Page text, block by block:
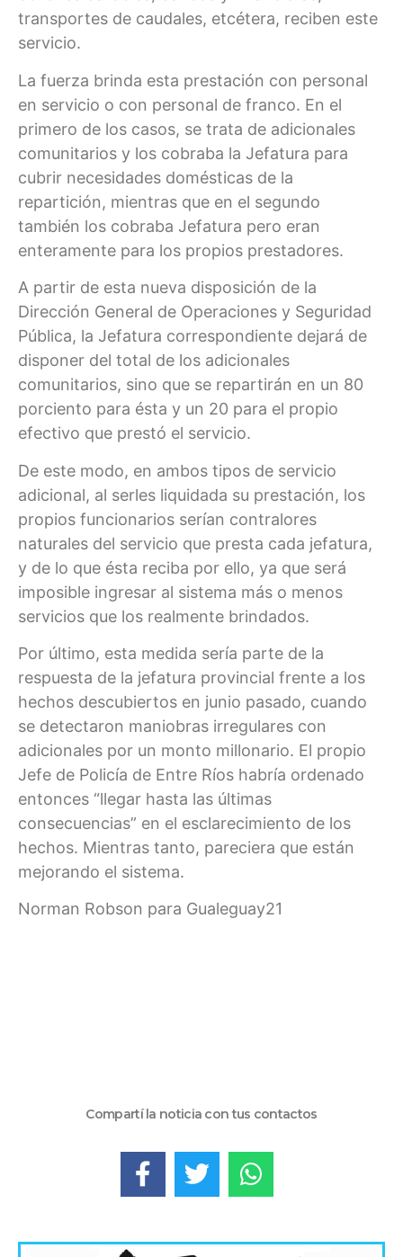
transportes de caudales, etcétera, reciben este
servicio.
La fuerza brinda esta prestación con personal
en servicio o con personal de franco. En el
primero de los casos, se trata de adicionales
comunitarios y los cobraba la Jefatura para
cubrir necesidades domésticas de la
repartición, mientras que en el segundo
también los cobraba Jefatura pero eran
enteramente para los propios prestadores.
A partir de esta nueva disposición de la
Dirección General de Operaciones y Seguridad
Pública, la Jefatura correspondiente dejará de
disponer del total de los adicionales
comunitarios, sino que se repartirán en un 80
porciento para ésta y un 20 para el propio
efectivo que prestó el servicio.
De este modo, en ambos tipos de servicio
adicional, al serles liquidada su prestación, los
propios funcionarios serían contralores
naturales del servicio que presta cada jefatura,
y de lo que ésta reciba por ello, ya que será
imposible ingresar al sistema más o menos
servicios que los realmente brindados.
Por último, esta medida sería parte de la
respuesta de la jefatura provincial frente a los
hechos descubiertos en junio pasado, cuando
se detectaron maniobras irregulares con
adicionales por un monto millonario. El propio
Jefe de Policía de Entre Ríos habría ordenado
entonces “llegar hasta las últimas
consecuencias” en el esclarecimiento de los
hechos. Mientras tanto, pareciera que están
mejorando el sistema.
Norman Robson para Gualeguay21
Compartí la noticia con tus contactos